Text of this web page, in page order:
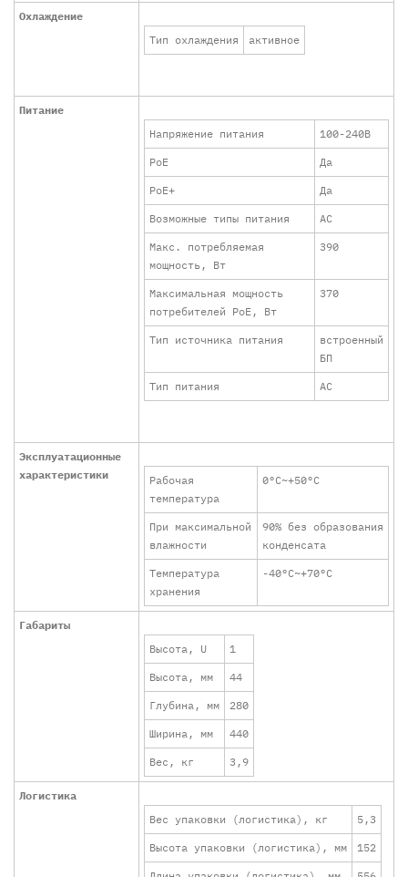
Охлаждение
Тип охлаждения
активное
Питание
Напряжение питания
100-240В
PoE Да
PoE+ Да
Возможные типы питания AC
Макс. потребляемая
мощность, Вт
390
Максимальная мощность
потребителей PoE, Вт
370
Тип источника питания
встроенный
БП
Тип питания AC
Эксплуатационные
характеристики
Рабочая
температура
0°C~+50°C
При максимальной
влажности
90% без образования
конденсата
Температура
хранения
-40°C~+70°C
Габариты
Высота, U
1
Высота, мм 44
Глубина, мм 280
Ширина, мм 440
Вес, кг 3,9
Логистика
Вес упаковки (логистика), кг
5,3
Высота упаковки (логистика), мм 152